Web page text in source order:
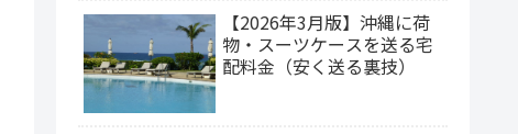
【2026年3月版】沖縄に荷
物・スーツケースを送る宅
配料金（安く送る裏技）